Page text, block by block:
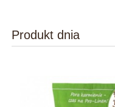
Produkt dnia